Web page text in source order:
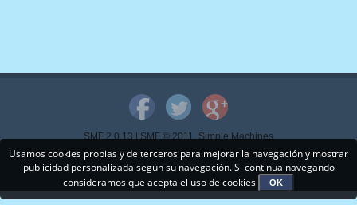
SMF 2.0.13|SMF © 2011,Simple Machines
Copyright © 2015 - www.mispps.com. Todos los Derechos Reservados.
Usamos cookies propias y de terceros para mejorar la navegación y mostrar
publicidad personalizada según su navegación. Si continua navegando
consideramos que acepta el uso de cookies
OK